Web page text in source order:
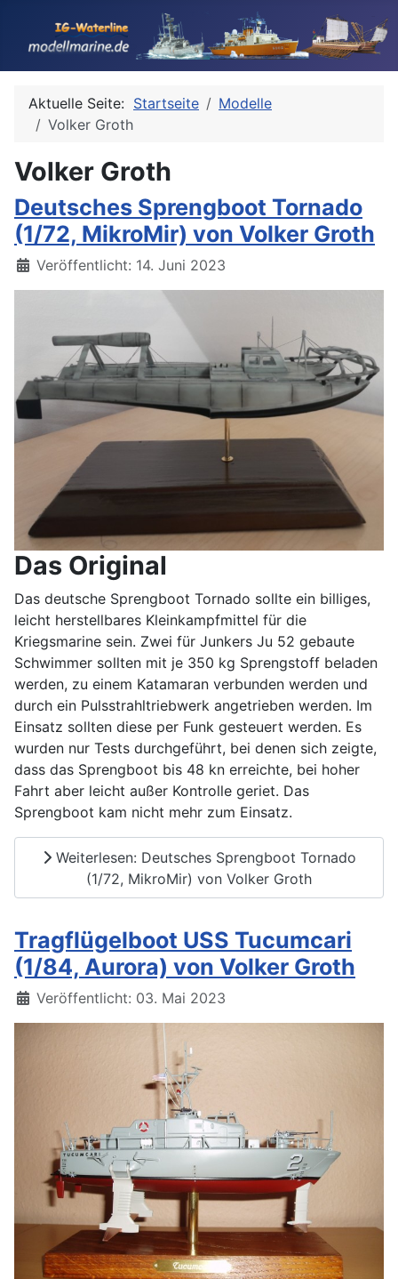
Aktuelle Seite: Startseite
Modelle
Volker Groth
Volker Groth
Deutsches Sprengboot Tornado
(1/72, MikroMir) von Volker Groth
Details
Veröffentlicht: 14. Juni 2023
Das Original
Das deutsche Sprengboot Tornado sollte ein billiges,
leicht herstellbares Kleinkampfmittel für die
Kriegsmarine sein. Zwei für Junkers Ju 52 gebaute
Schwimmer sollten mit je 350 kg Sprengstoff beladen
werden, zu einem Katamaran verbunden werden und
durch ein Pulsstrahltriebwerk angetrieben werden. Im
Einsatz sollten diese per Funk gesteuert werden. Es
wurden nur Tests durchgeführt, bei denen sich zeigte,
dass das Sprengboot bis 48 kn erreichte, bei hoher
Fahrt aber leicht außer Kontrolle geriet. Das
Sprengboot kam nicht mehr zum Einsatz.
Weiterlesen: Deutsches Sprengboot Tornado
(1/72, MikroMir) von Volker Groth
Tragflügelboot USS Tucumcari
(1/84, Aurora) von Volker Groth
Details
Veröffentlicht: 03. Mai 2023